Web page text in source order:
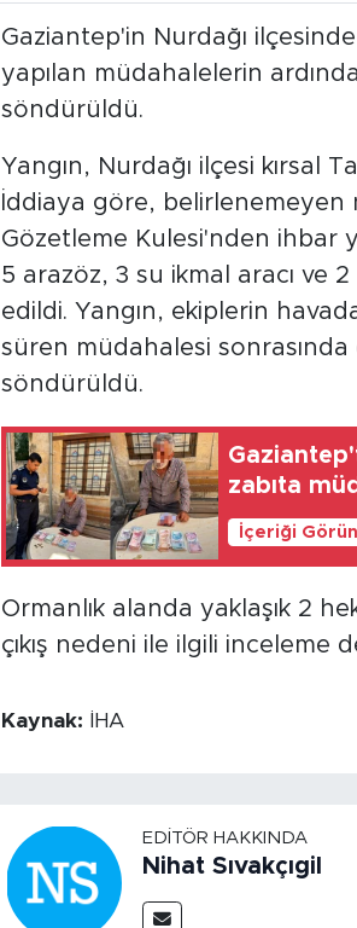
Gaziantep'in Nurdağı
yapılan müdahalelerin
söndürüldü.
Yangın, Nurdağı ilçesi kırsal
İddiaya göre, belirlenemeyen
Gözetleme Kulesi'nden ihbar
5 arazöz, 3 su ikmal aracı ve
edildi. Yangın, ekiplerin
süren müdahalesi sonrasında
söndürüldü.
zabıta
İçeriği
Ormanlık alanda yaklaşık 2
çıkış nedeni ile ilgili inceleme
Kaynak: İHA
EDITÖR HAKKINDA
Nihat Sıvakçıgil